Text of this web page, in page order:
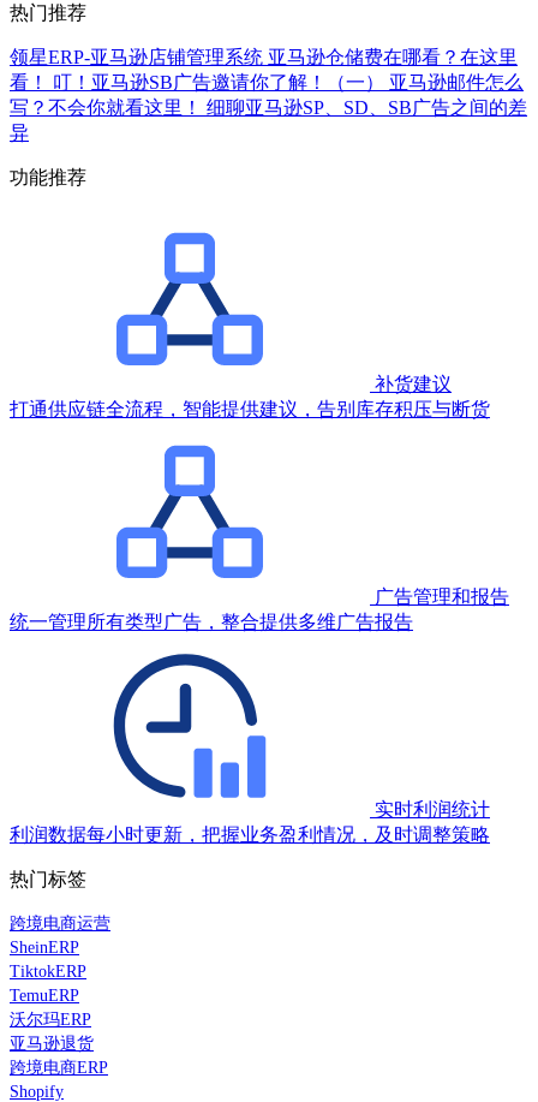
热门推荐
领星ERP-亚马逊店铺管理系统 亚马逊仓储费在哪看？在这里
看！
叮！亚马逊SB广告邀请你了解！（一）
亚马逊邮件怎么
写？不会你就看这里！
细聊亚马逊SP、SD、SB广告之间的差
异
功能推荐
补货建议
打通供应链全流程，智能提供建议，告别库存积压与断货
广告管理和报告
统一管理所有类型广告，整合提供多维广告报告
实时利润统计
利润数据每小时更新，把握业务盈利情况，及时调整策略
热门标签
跨境电商运营
SheinERP
TiktokERP
TemuERP
沃尔玛ERP
亚马逊退货
跨境电商ERP
Shopify